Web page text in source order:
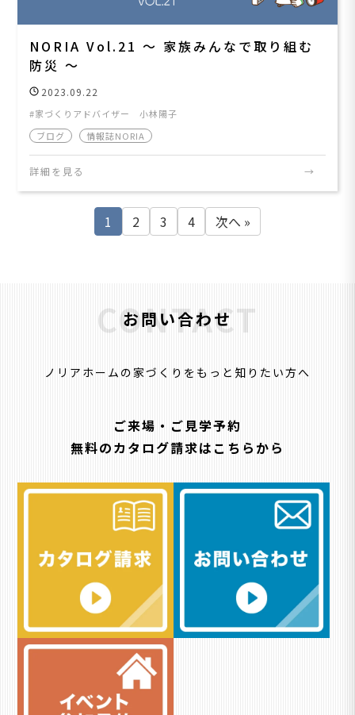
NORIA Vol.21 ～ 家族みんなで取り組む
防災 ～
2023.09.22
家づくりアドバイザー 小林陽子
ブログ
情報誌NORIA
詳細を見る
1 2 3 4 次へ »
お問い合わせ
CONTACT
ノリアホームの家づくりをもっと知りたい方へ
ご来場・ご見学予約
無料のカタログ請求はこちらから